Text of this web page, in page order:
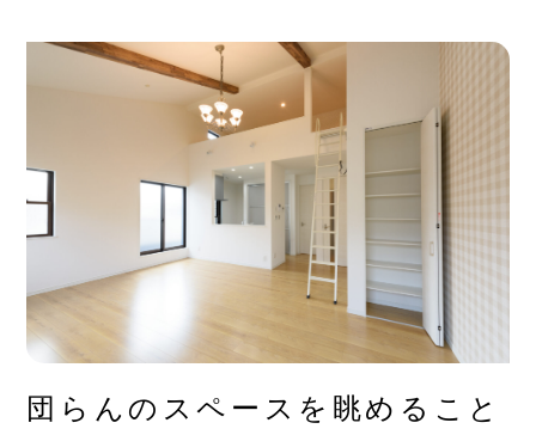
団らんのスペースを眺めること